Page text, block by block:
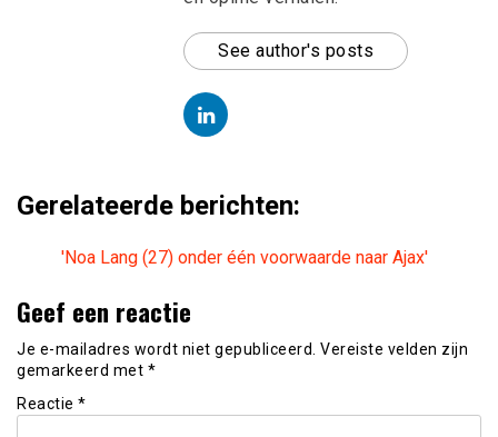
See author's posts
Gerelateerde berichten:
'Noa Lang (27) onder één voorwaarde naar Ajax'
Geef een reactie
Je e-mailadres wordt niet gepubliceerd. Vereiste velden zijn
gemarkeerd met *
Reactie *